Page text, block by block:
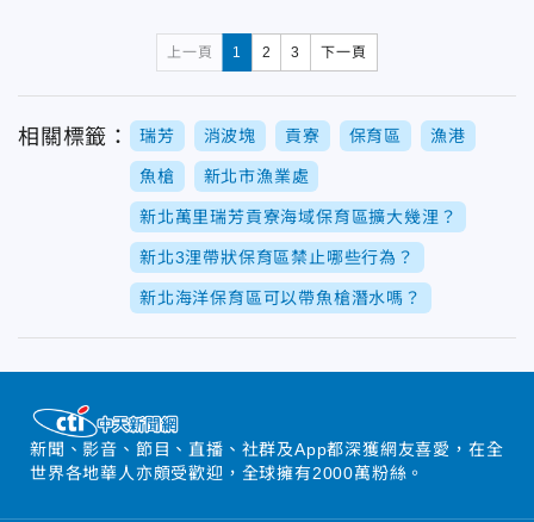
上一頁 1 2 3 下一頁
相關標籤： 瑞芳 消波塊 貢寮 保育區 漁港
魚槍 新北市漁業處
新北萬里瑞芳貢寮海域保育區擴大幾浬？
新北3浬帶狀保育區禁止哪些行為？
新北海洋保育區可以帶魚槍潛水嗎？
新聞、影音、節目、直播、社群及App都深獲網友喜愛，在全
世界各地華人亦頗受歡迎，全球擁有2000萬粉絲。